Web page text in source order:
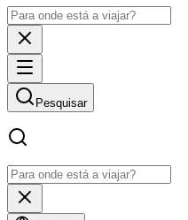
Pesquisar